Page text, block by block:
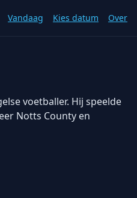
Vandaag Kies datum Over
voetballer. Hij speelde
Notts County en